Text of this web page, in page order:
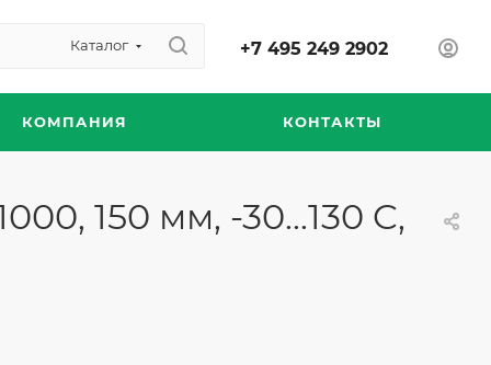
Каталог +7 495 249 2902
КОМПАНИЯ КОНТАКТЫ
150 мм, -30...130 C,